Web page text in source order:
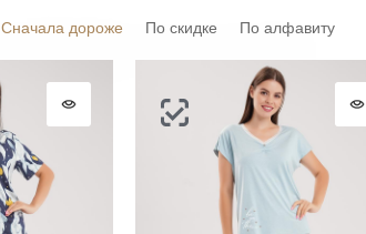
Сначала дороже По скидке По алфавиту